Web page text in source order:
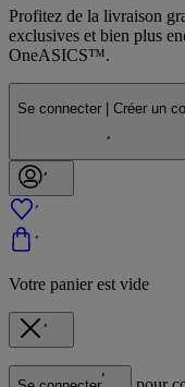
Profitez de la livraison
exclusives et bien plus
OneASICS™.
Se connecter | Créer un
Votre panier est vide